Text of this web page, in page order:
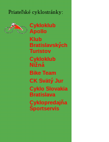
Priateľské cyklostránky:
Cykloklub
Apollo
Klub
Bratislavských
Turistov
Cykloklub
Nižná
Bike Team
CK Svätý Jur
Cyklo Slovakia
Bratislava
Cyklopredajňa
Športservis